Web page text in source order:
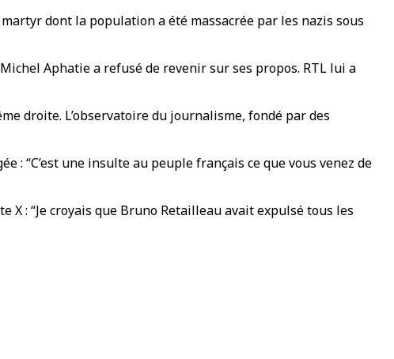
dont la population a été massacrée par les nazis sous
Aphatie a refusé de revenir sur ses propos. RTL lui a
droite. L’observatoire du journalisme, fondé par des
: “C’est une insulte au peuple français ce que vous venez de
: “Je croyais que Bruno Retailleau avait expulsé tous les